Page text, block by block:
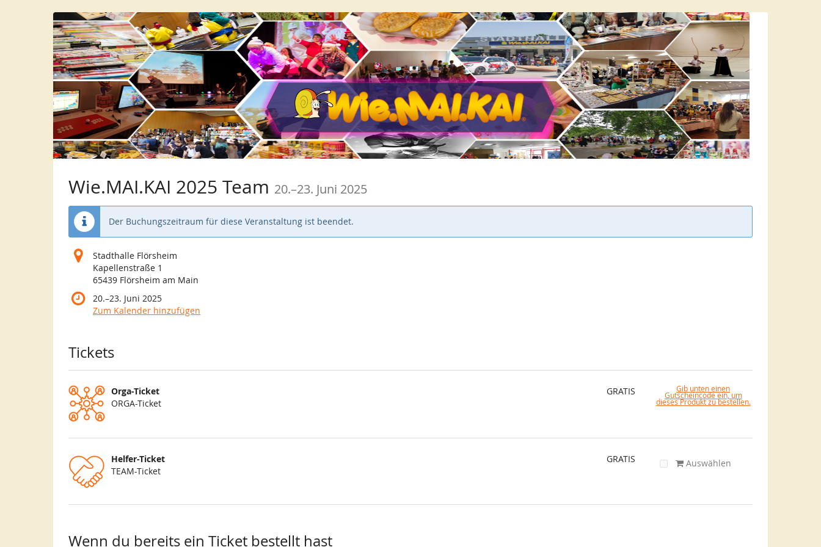
Wie.MAI.KAI 2025 Team 20.–bis
23. Juni 2025
Der Buchungszeitraum für diese Veranstaltung ist beendet.
Stadthalle Flörsheim
Kapellenstraße 1
65439 Flörsheim am Main
20.–bis
23. Juni 2025
Zum Kalender hinzufügen
Produkte
Tickets
Orga-Ticket
ORGA-Ticket
GRATIS Gib unten einen
Gutscheincode ein, um
dieses Produkt zu bestellen.
Helfer-Ticket
TEAM-Ticket
GRATIS Auswählen
Wenn du bereits ein Ticket bestellt hast